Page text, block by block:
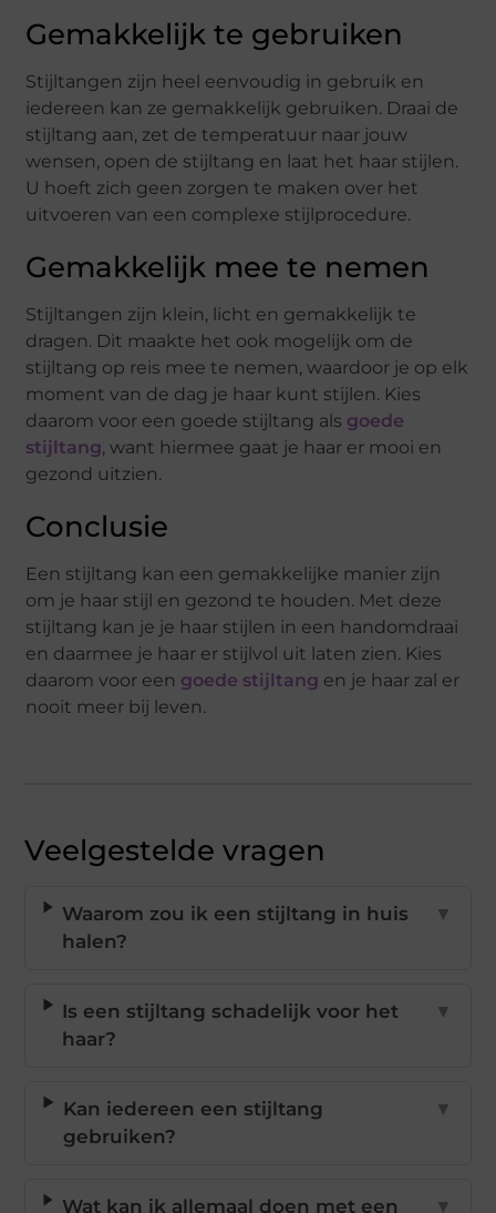
Gemakkelijk te gebruiken
Stijltangen zijn heel eenvoudig in gebruik en
iedereen kan ze gemakkelijk gebruiken. Draai de
stijltang aan, zet de temperatuur naar jouw
wensen, open de stijltang en laat het haar stijlen.
U hoeft zich geen zorgen te maken over het
uitvoeren van een complexe stijlprocedure.
Gemakkelijk mee te nemen
Stijltangen zijn klein, licht en gemakkelijk te
dragen. Dit maakte het ook mogelijk om de
stijltang op reis mee te nemen, waardoor je op elk
moment van de dag je haar kunt stijlen. Kies
daarom voor een goede stijltang als goede
stijltang, want hiermee gaat je haar er mooi en
gezond uitzien.
Conclusie
Een stijltang kan een gemakkelijke manier zijn
om je haar stijl en gezond te houden. Met deze
stijltang kan je je haar stijlen in een handomdraai
en daarmee je haar er stijlvol uit laten zien. Kies
daarom voor een goede stijltang en je haar zal er
nooit meer bij leven.
Veelgestelde vragen
Waarom zou ik een stijltang in huis
halen?
▼
Is een stijltang schadelijk voor het
haar?
▼
Kan iedereen een stijltang
gebruiken?
▼
Wat kan ik allemaal doen met een ▼